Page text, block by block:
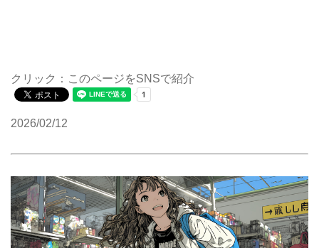
クリック：このページをSNSで紹介
2026/02/12